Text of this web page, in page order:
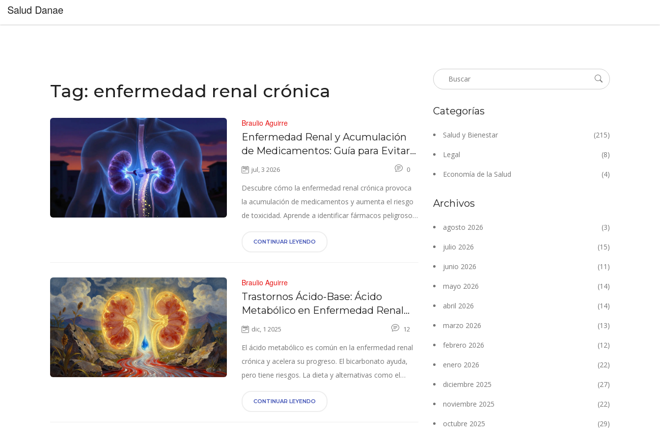
Salud Danae
Tag: enfermedad renal crónica
Braulio Aguirre
Enfermedad Renal y Acumulación
de Medicamentos: Guía para Evitar
la Toxicidad
jul, 3 2026 0
Descubre cómo la enfermedad renal crónica provoca
la acumulación de medicamentos y aumenta el riesgo
de toxicidad. Aprende a identificar fármacos peligrosos,
CONTINUAR LEYENDO
Braulio Aguirre
Trastornos Ácido-Base: Ácido
Metabólico en Enfermedad Renal
Crónica y Tratamiento con
dic, 1 2025 12
El ácido metabólico es común en la enfermedad renal
crónica y acelera su progreso. El bicarbonato ayuda,
pero tiene riesgos. La dieta y alternativas como el
opciones es clave para proteger tus riñones.
CONTINUAR LEYENDO
Categorías
Salud y Bienestar (215)
Legal (8)
Economía de la Salud (4)
Archivos
agosto 2026 (3)
julio 2026 (15)
junio 2026 (11)
mayo 2026 (14)
abril 2026 (14)
marzo 2026 (13)
febrero 2026 (12)
enero 2026 (22)
diciembre 2025 (27)
noviembre 2025 (22)
octubre 2025 (29)